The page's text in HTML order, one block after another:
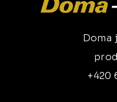
Doma
+420